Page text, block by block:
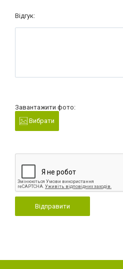
Відгук:
Завантажити фото:
Вибрати
Відправити